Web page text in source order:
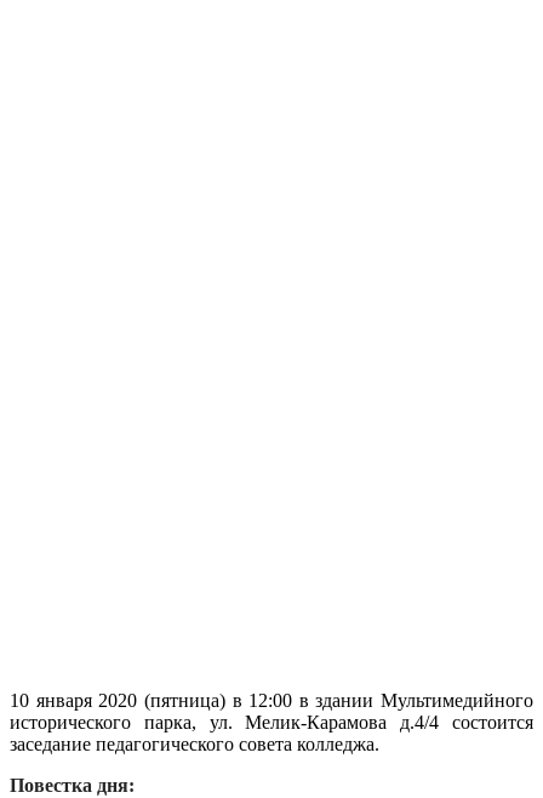
10 января 2020 (пятница) в 12:00 в здании Мультимедийного
исторического парка, ул. Мелик-Карамова д.4/4 состоится
заседание педагогического совета колледжа.
Повестка дня: